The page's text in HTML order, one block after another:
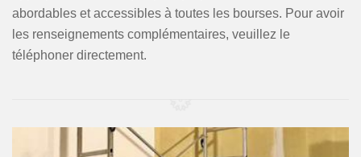
abordables et accessibles à toutes les bourses. Pour avoir
les renseignements complémentaires, veuillez le
téléphoner directement.